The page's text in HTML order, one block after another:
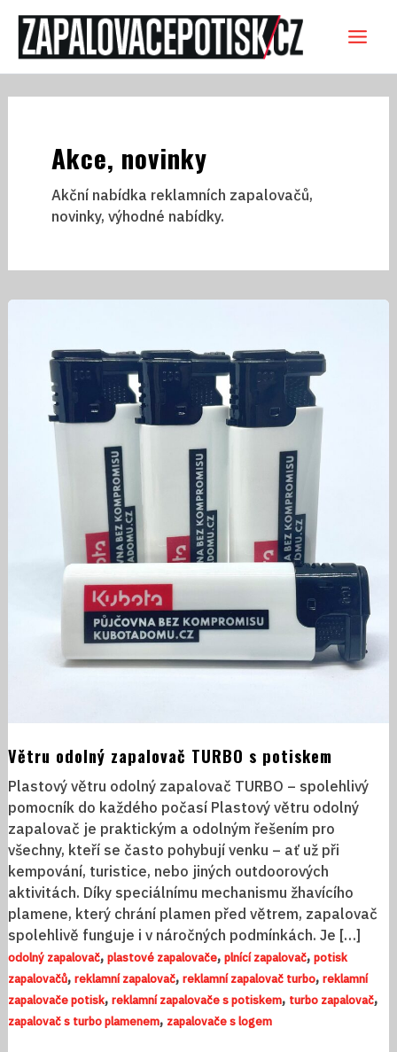
obsah
Akce, novinky
Akční nabídka reklamních zapalovačů,
novinky, výhodné nabídky.
Větru odolný zapalovač TURBO s potiskem
Plastový větru odolný zapalovač TURBO – spolehlivý
pomocník do každého počasí Plastový větru odolný
zapalovač je praktickým a odolným řešením pro
všechny, kteří se často pohybují venku – ať už při
kempování, turistice, nebo jiných outdoorových
aktivitách. Díky speciálnímu mechanismu žhavícího
plamene, který chrání plamen před větrem, zapalovač
spolehlivě funguje i v náročných podmínkách. Je […]
odolný zapalovač, plastové zapalovače, plnící zapalovač, potisk
zapalovačů, reklamní zapalovač, reklamní zapalovač turbo, reklamní
zapalovače potisk, reklamní zapalovače s potiskem, turbo zapalovač,
zapalovač s turbo plamenem, zapalovače s logem
zapalovač
TURBO
potiskem